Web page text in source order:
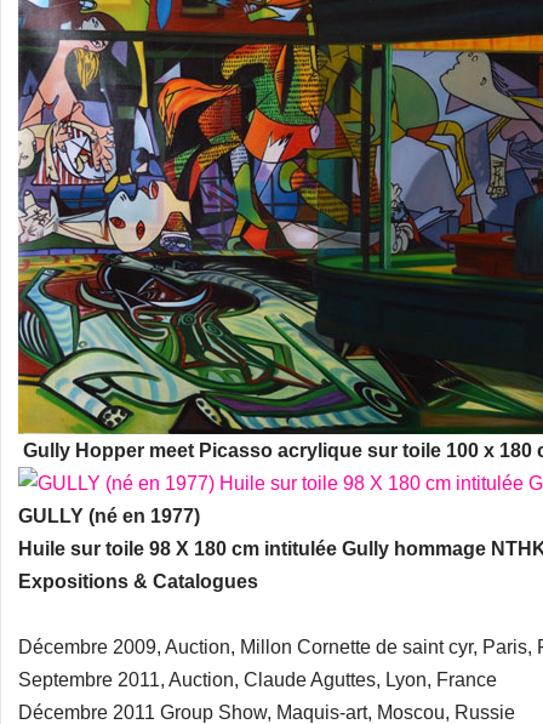
Gully Hopper meet Picasso acrylique sur toile 100 x 180
GULLY (né en 1977)
Huile sur toile 98 X 180 cm intitulée Gully hommage
Expositions & Catalogues
Décembre 2009, Auction, Millon Cornette de saint cyr, Paris,
Septembre 2011, Auction, Claude Aguttes, Lyon, France
Décembre 2011 Group Show, Maquis-art, Moscou, Russie